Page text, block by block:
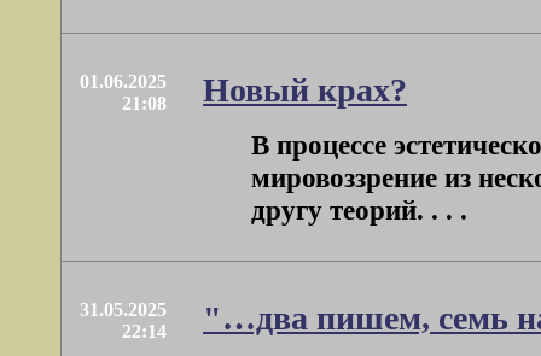
01.06.2025
21:08
Новый крах?
В процессе
мировоззрение из
другу теорий. . . .
31.05.2025
22:14
"…два пишем, семь